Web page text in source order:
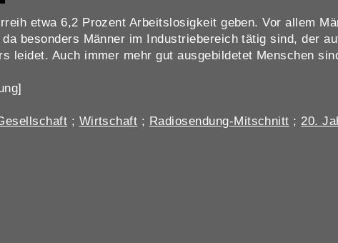
etwa 6,2 Prozent Arbeitslosigkeit geben. Vor allem
besonders Männer im Industriebereich tätig sind, der
leidet. Auch immer mehr gut ausgebildetet Menschen
; Wirtschaft ; Radiosendung-Mitschnitt ; 20.